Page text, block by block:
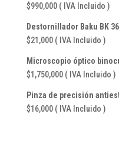
$990,000 ( IVA Incluido )
Destornillador Baku BK
$21,000 ( IVA Incluido )
Microscopio óptico
$1,750,000 ( IVA Incluido )
Pinza de precisión
$16,000 ( IVA Incluido )